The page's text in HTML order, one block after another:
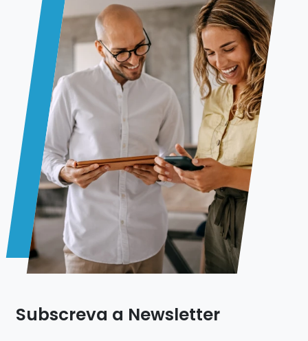
Subscreva a Newsletter